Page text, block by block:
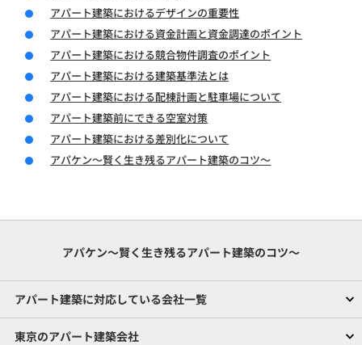
アパート建築におけるデザインの重要性
アパート建築における資金計画と資金調達のポイント
アパート建築における競合物件調査のポイント
アパート建築における建築基準法とは
アパート建築における配棟計画と駐車場について
アパート建築前にできる空室対策
アパート建築における差別化について
アパケン～賢く生き残るアパート建築のコツ～
アパケン～賢く生き残るアパート建築のコツ～
アパート建築に対応している会社一覧
東京のアパート建築会社